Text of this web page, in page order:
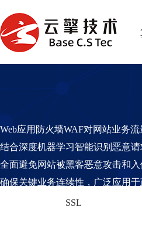
Web应用防火墙WAF对网站业务
结合深度机器学习智能识别恶意
全面避免网站被黑客恶意攻击和入
确保关键业务连续性，广泛应用
SSL